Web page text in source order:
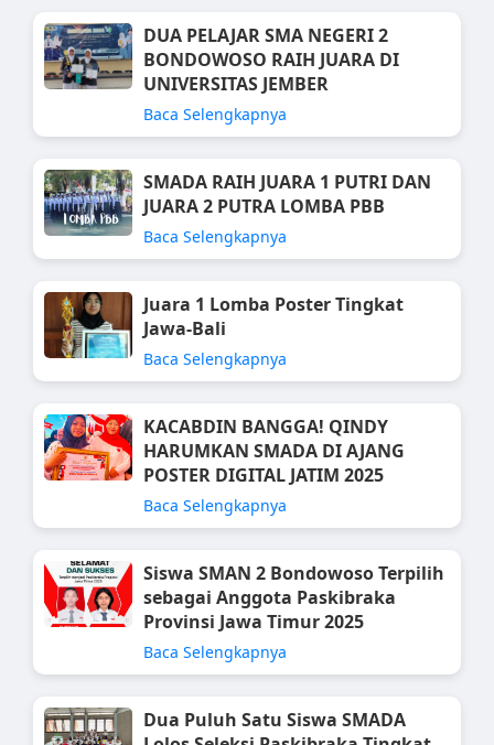
DUA PELAJAR SMA NEGERI 2
BONDOWOSO RAIH JUARA DI
UNIVERSITAS JEMBER
Baca Selengkapnya
SMADA RAIH JUARA 1 PUTRI DAN
JUARA 2 PUTRA LOMBA PBB
Baca Selengkapnya
Juara 1 Lomba Poster Tingkat
Jawa-Bali
Baca Selengkapnya
KACABDIN BANGGA! QINDY
HARUMKAN SMADA DI AJANG
POSTER DIGITAL JATIM 2025
Baca Selengkapnya
Siswa SMAN 2 Bondowoso Terpilih
sebagai Anggota Paskibraka
Provinsi Jawa Timur 2025
Baca Selengkapnya
Dua Puluh Satu Siswa SMADA